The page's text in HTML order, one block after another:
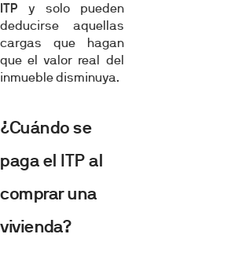
ITP y solo pueden
deducirse aquellas
cargas que hagan
que el valor real del
inmueble disminuya.
¿Cuándo se
paga el ITP al
comprar una
vivienda?